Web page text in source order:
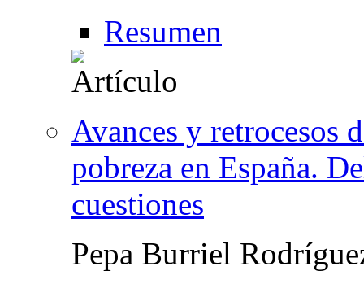
Resumen
Avances y retrocesos
pobreza en España.
cuestiones
Pepa Burriel